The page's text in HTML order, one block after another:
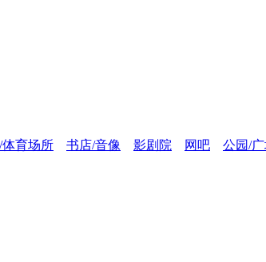
育场所 书店/音像 影剧院 网吧
公园/